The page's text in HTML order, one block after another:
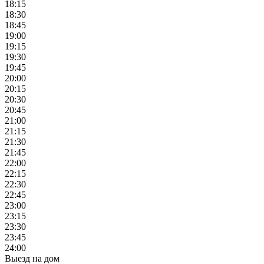
18:15
18:30
18:45
19:00
19:15
19:30
19:45
20:00
20:15
20:30
20:45
21:00
21:15
21:30
21:45
22:00
22:15
22:30
22:45
23:00
23:15
23:30
23:45
24:00
Выезд на дом